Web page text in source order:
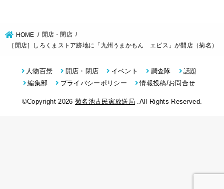
HOME
開店・閉店
［開店］しろくまストア跡地に「九州うまかもん エビス」が開店（菊名）
人物百景 開店・閉店 イベント 調査隊
話題
編集部
プライバシーポリシー 情報投稿/お問合せ
©Copyright 2026菊名池古民家放送局 .All Rights Reserved.